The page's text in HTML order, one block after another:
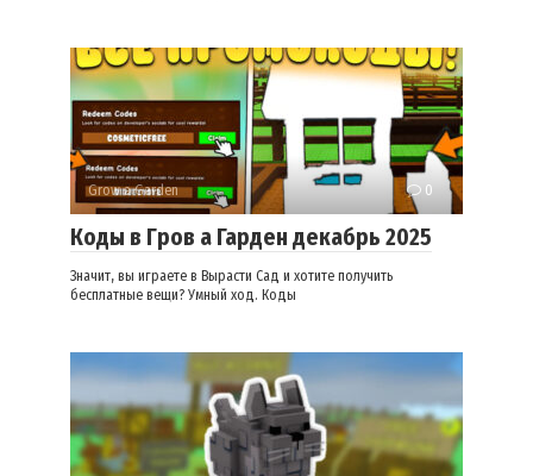
Grow a Garden 0
Коды в Гров а Гарден декабрь 2025
Значит, вы играете в Вырасти Сад и хотите получить
бесплатные вещи? Умный ход. Коды